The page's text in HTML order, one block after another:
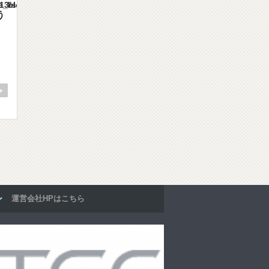
single.php
運営会社HPはこちら